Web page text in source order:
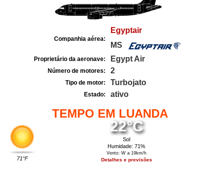
Companhia aérea:
Egyptair
MS
Proprietário da aeronave: Egypt Air
Número de motores: 2
Tipo de motor: Turbojato
Estado: ativo
TEMPO EM LUANDA
71°F
22°C
Sol
Humidade: 71%
Vento: W a 19km/h
Detalhes e previsões